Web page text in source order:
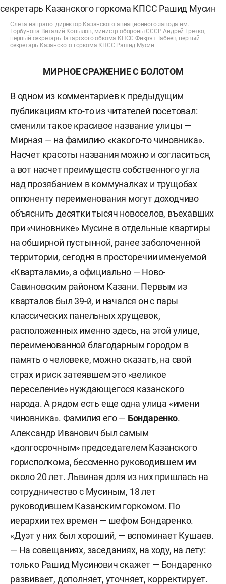
Слева направо: директор Казанского авиационного завода им.
Горбунова Виталий Копылов, министр обороны СССР Андрей Гречко,
первый секретарь Татарского обкома КПСС Фикрят Табеев, первый
секретарь Казанского горкома КПСС Рашид Мусин
МИРНОЕ СРАЖЕНИЕ С БОЛОТОМ
В одном из комментариев к предыдущим
публикациям кто-то из читателей посетовал:
сменили такое красивое название улицы —
Мирная — на фамилию «какого-то чиновника».
Насчет красоты названия можно и согласиться,
а вот насчет преимуществ собственного угла
над прозябанием в коммуналках и трущобах
оппоненту переименования могут доходчиво
объяснить десятки тысяч новоселов, въехавших
при «чиновнике» Мусине в отдельные квартиры
на обширной пустынной, ранее заболоченной
территории, сегодня в просторечии именуемой
«Кварталами», а официально — Ново-
Савиновским районом Казани. Первым из
кварталов был 39-й, и начался он с пары
классических панельных хрущевок,
расположенных именно здесь, на этой улице,
переименованной благодарным городом в
память о человеке, можно сказать, на свой
страх и риск затеявшем это «великое
переселение» нуждающегося казанского
народа. А рядом есть еще одна улица «имени
чиновника». Фамилия его — Бондаренко.
Александр Иванович был самым
«долгосрочным» председателем Казанского
горисполкома, бессменно руководившем им
около 20 лет. Львиная доля из них пришлась на
сотрудничество с Мусиным, 18 лет
руководившем Казанским горкомом. По
иерархии тех времен — шефом Бондаренко.
«Дуэт у них был хороший, — вспоминает Кушаев.
— На совещаниях, заседаниях, на ходу, на лету:
только Рашид Мусинович скажет — Бондаренко
развивает, дополняет, уточняет, корректирует.